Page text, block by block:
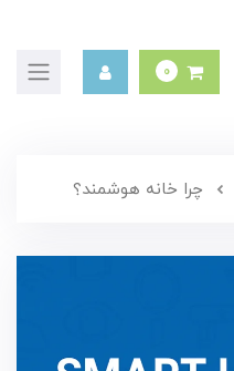
0
چرا خانه هوشمند؟